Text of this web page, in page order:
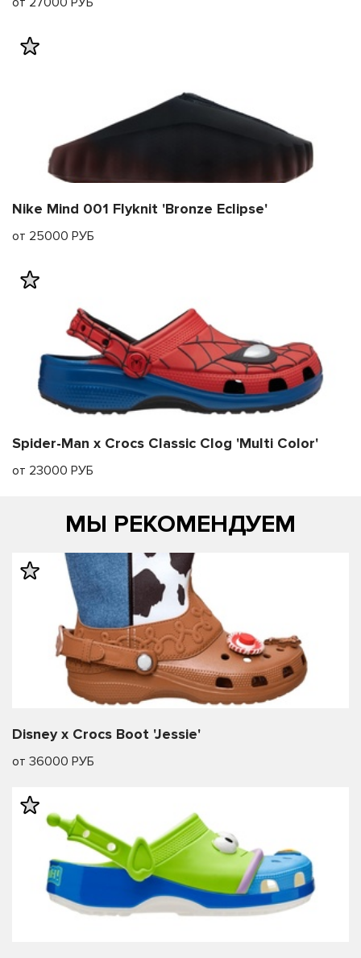
Nike Mind 001 Flyknit 'Bronze Eclipse'
от 25000 РУБ
Spider-Man x Crocs Classic Clog 'Multi Color'
от 23000 РУБ
МЫ РЕКОМЕНДУЕМ
Disney x Crocs Boot 'Jessie'
от 36000 РУБ